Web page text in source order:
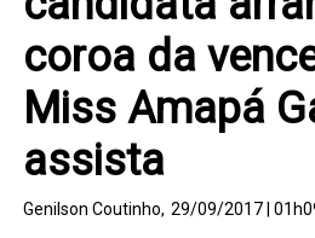
coroa da
Miss Amapá
assista
Genilson Coutinho, 29/09/2017 |